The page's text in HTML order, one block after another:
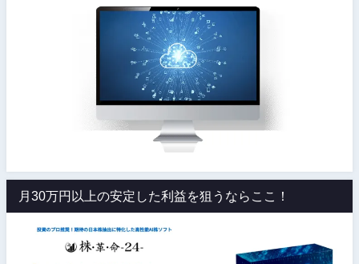
月30万円以上の安定した利益を狙うならここ！